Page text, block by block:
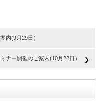
内(9月29日）
ナー開催のご案内(10月22日）